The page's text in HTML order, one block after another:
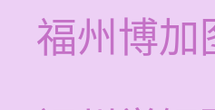
福州博加